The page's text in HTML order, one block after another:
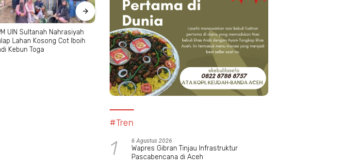
Cot Iboih
Kapolres Aceh Selatan Bedah
Rumah Janda Eks Kombatan
GAM dan Bantu Modal UMKM
Islamic Relief Indonesia Hibur
Anak Yatim Cianjur Lewat
Rekreasi Bersama
#Tren
1 6 Agustus 2026
Wapres Gibran Tinjau Infrastruktur
Pascabencana di Aceh